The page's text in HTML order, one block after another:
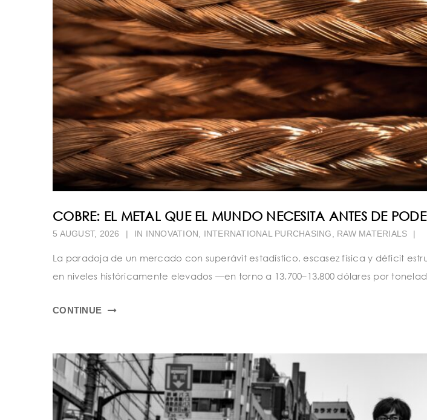
COBRE: EL METAL QUE EL MUNDO NECESITA ANTES DE
5 AUGUST, 2026 | IN INNOVATION INTERNATIONAL PURCHASING RAW MATERIALS |
La paradoja de un mercado con superávit estadístico, escasez física y déficit
en niveles históricamente elevados —en torno a 13.700–13.800 dólares por
CONTINUE